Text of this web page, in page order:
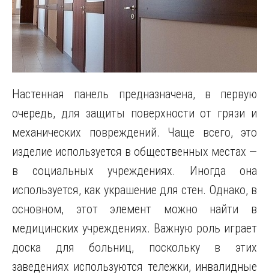
Настенная панель предназначена, в первую
очередь, для защиты поверхности от грязи и
механических повреждений. Чаще всего, это
изделие используется в общественных местах —
в социальных учреждениях. Иногда она
используется, как украшение для стен. Однако, в
основном, этот элемент можно найти в
медицинских учреждениях. Важную роль играет
доска для больниц, поскольку в этих
заведениях используются тележки, инвалидные